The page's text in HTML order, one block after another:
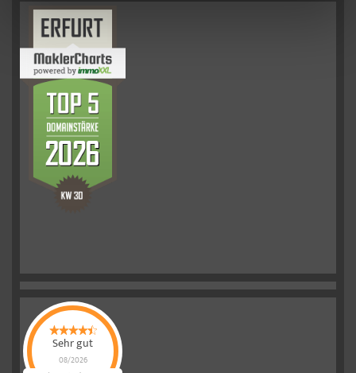
Sehr gut
08/2026